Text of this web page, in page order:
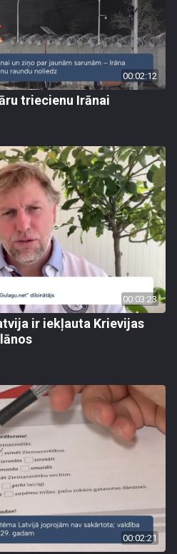
00:02:12
triecienu Irānai
00:03:23
ir iekļauta Krievijas
00:02:21